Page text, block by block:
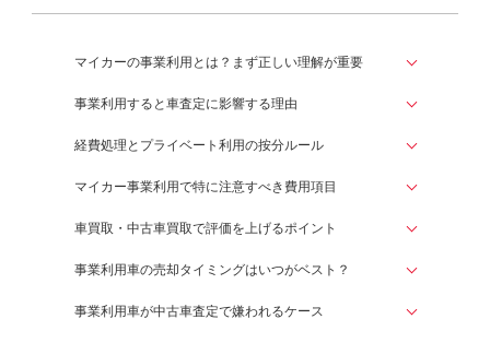
マイカーの事業利用とは？まず正しい理解が重要
事業利用すると車査定に影響する理由
経費処理とプライベート利用の按分ルール
マイカー事業利用で特に注意すべき費用項目
車買取・中古車買取で評価を上げるポイント
事業利用車の売却タイミングはいつがベスト？
事業利用車が中古車査定で嫌われるケース